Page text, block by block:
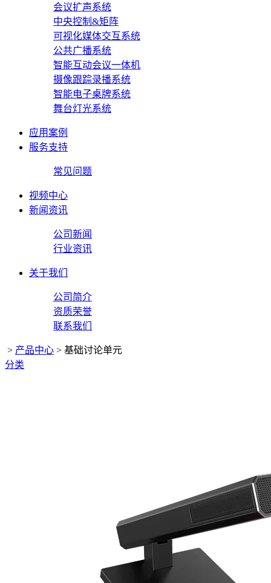
会议扩声系统
中央控制&矩阵
可视化媒体交互系统
公共广播系统
智能互动会议一体机
摄像跟踪录播系统
智能电子桌牌系统
舞台灯光系统
应用案例
服务支持
常见问题
视频中心
新闻资讯
公司新闻
行业资讯
关于我们
公司简介
资质荣誉
联系我们
> 产品中心 > 基础讨论单元
分类